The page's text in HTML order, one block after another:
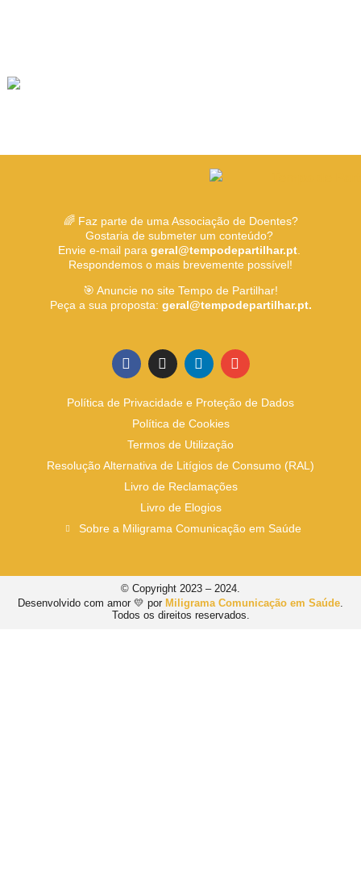
🌈 Faz parte de uma Associação de Doentes?
Gostaria de submeter um conteúdo?
Envie e-mail para geral@tempodepartilhar.pt.
Respondemos o mais brevemente possível!
🎯 Anuncie no site Tempo de Partilhar!
Peça a sua proposta: geral@tempodepartilhar.pt.
Política de Privacidade e Proteção de Dados
Política de Cookies
Termos de Utilização
Resolução Alternativa de Litígios de Consumo (RAL)
Livro de Reclamações
Livro de Elogios
Sobre a Miligrama Comunicação em Saúde
© Copyright 2023 – 2024.
Desenvolvido com amor 💛 por Miligrama Comunicação em Saúde
Todos os direitos reservados.